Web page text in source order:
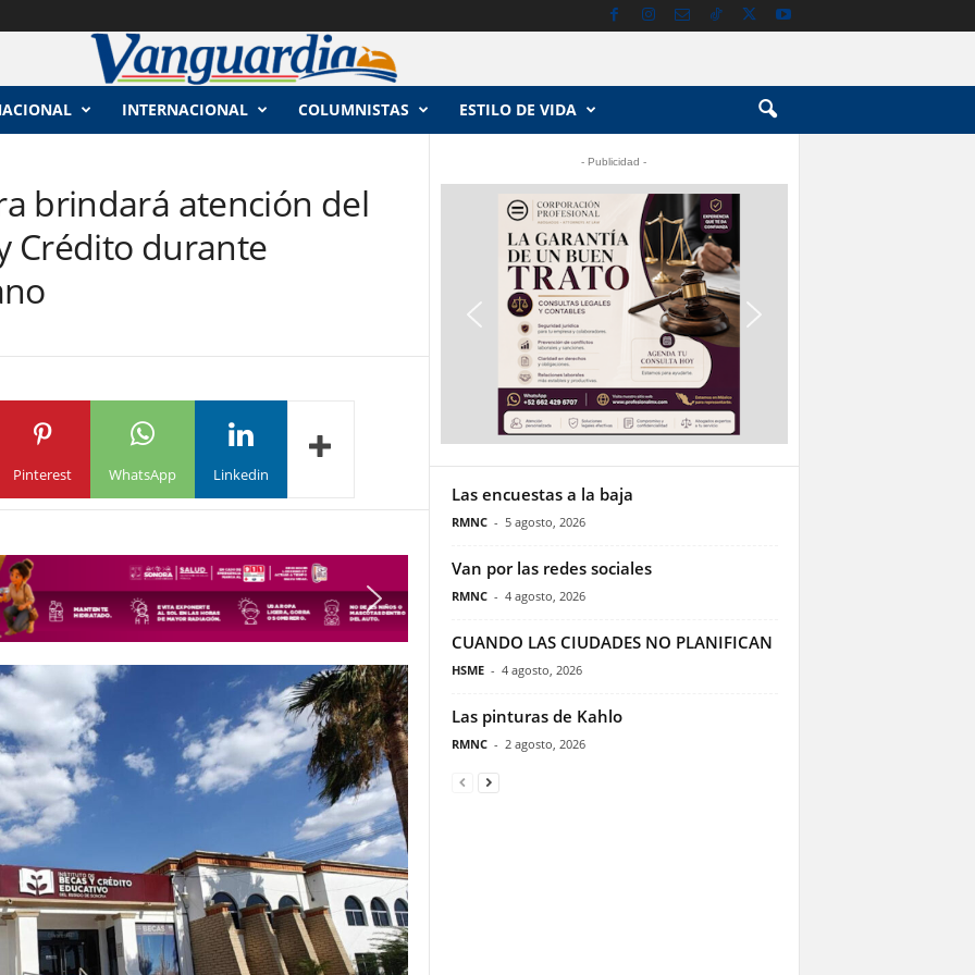
INTERNACIONAL COLUMNISTAS ESTILO DE VIDA
brindará atención del
Crédito durante
Pinterest WhatsApp Linkedin
- Publicidad -
Las encuestas a la baja
RMNC - 5 agosto, 2026
Van por las redes sociales
RMNC - 4 agosto, 2026
CUANDO LAS CIUDADES NO PLANIFICAN
HSME - 4 agosto, 2026
Las pinturas de Kahlo
RMNC - 2 agosto, 2026